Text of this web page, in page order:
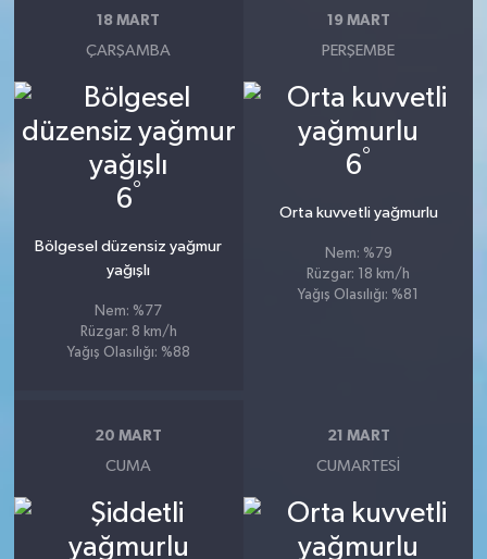
18 MART
ÇARŞAMBA
6°
Bölgesel düzensiz yağmur
yağışlı
Nem: %77
Rüzgar: 8 km/h
Yağış Olasılığı: %88
19 MART
PERŞEMBE
6°
Orta kuvvetli yağmurlu
Nem: %79
Rüzgar: 18 km/h
Yağış Olasılığı: %81
20 MART
CUMA
21 MART
CUMARTESI